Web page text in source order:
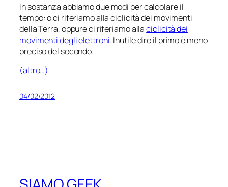
In sostanza abbiamo due modi per calcolare il
tempo: o ci riferiamo alla ciclicità dei movimenti
della Terra, oppure ci riferiamo allaciclicità dei
movimenti degli elettroni. Inutile dire il primo è meno
preciso del secondo.
(altro…)
04/02/2012